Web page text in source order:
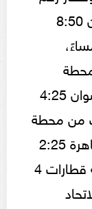
2203 مميز يتحرك من محطة اسوان 8:50
محطة القاهرة 9:50 مساءً،
محطة
القاهرة 3:20 عصرًا ليصل محطة اسوان 4:25
يتحرك من محطة
أسوان 9:50 مساءً ليصل محطة القاهرة 2:25
ظهرًا. كما تشمل القطارات الإضافية قطارات 4